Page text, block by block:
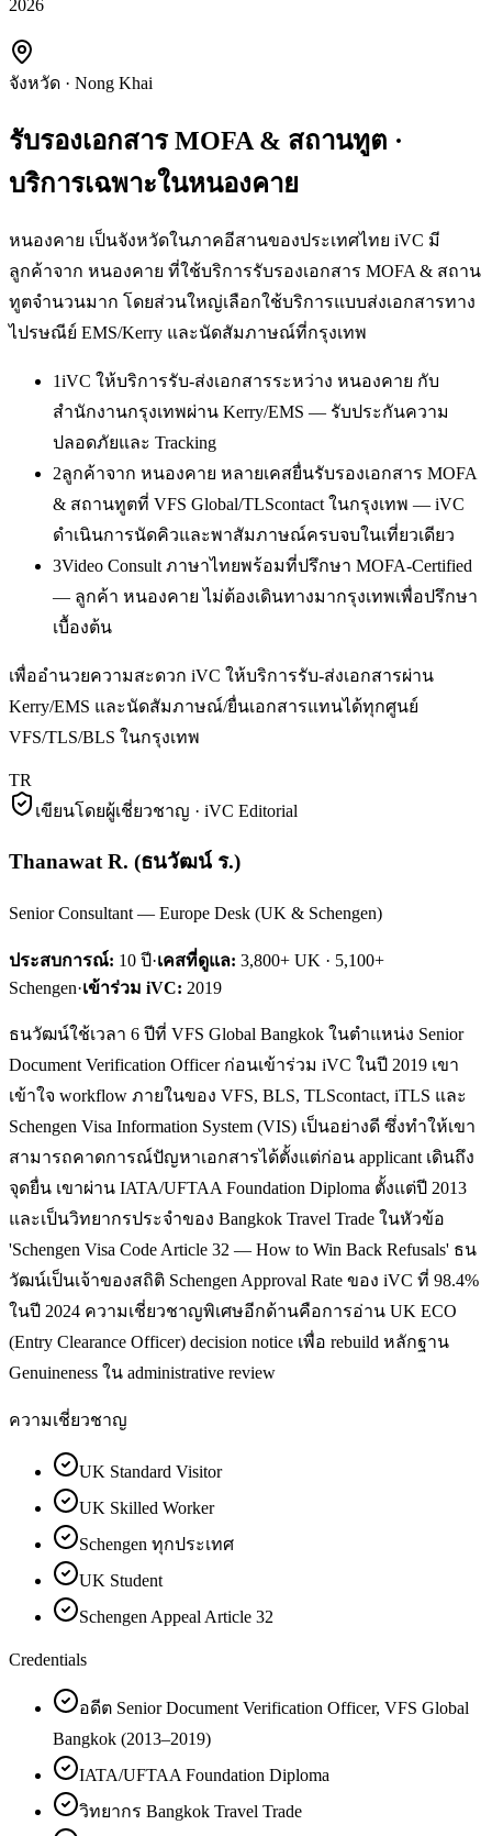
2026
จังหวัด · Nong Khai
รับรองเอกสาร MOFA & สถานทูต ·
บริการเฉพาะในหนองคาย
หนองคาย เป็นจังหวัดในภาคอีสานของประเทศไทย iVC มี
ลูกค้าจาก หนองคาย ที่ใช้บริการรับรองเอกสาร MOFA & สถาน
ทูตจำนวนมาก โดยส่วนใหญ่เลือกใช้บริการแบบส่งเอกสารทาง
ไปรษณีย์ EMS/Kerry และนัดสัมภาษณ์ที่กรุงเทพ
1iVC ให้บริการรับ-ส่งเอกสารระหว่าง หนองคาย กับ
สำนักงานกรุงเทพผ่าน Kerry/EMS — รับประกันความ
ปลอดภัยและ Tracking
2ลูกค้าจาก หนองคาย หลายเคสยื่นรับรองเอกสาร MOFA
& สถานทูตที่ VFS Global/TLScontact ในกรุงเทพ — iVC
ดำเนินการนัดคิวและพาสัมภาษณ์ครบจบในเที่ยวเดียว
3Video Consult ภาษาไทยพร้อมที่ปรึกษา MOFA-Certified
— ลูกค้า หนองคาย ไม่ต้องเดินทางมากรุงเทพเพื่อปรึกษา
เบื้องต้น
เพื่ออำนวยความสะดวก iVC ให้บริการรับ-ส่งเอกสารผ่าน
Kerry/EMS และนัดสัมภาษณ์/ยื่นเอกสารแทนได้ทุกศูนย์
VFS/TLS/BLS ในกรุงเทพ
TR
เขียนโดยผู้เชี่ยวชาญ · iVC Editorial
Thanawat R. (ธนวัฒน์ ร.)
Senior Consultant — Europe Desk (UK & Schengen)
ประสบการณ์: 10 ปี·เคสที่ดูแล: 3,800+ UK · 5,100+
Schengen·เข้าร่วม iVC: 2019
ธนวัฒน์ใช้เวลา 6 ปีที่ VFS Global Bangkok ในตำแหน่ง Senior
Document Verification Officer ก่อนเข้าร่วม iVC ในปี 2019 เขา
เข้าใจ workflow ภายในของ VFS, BLS, TLScontact, iTLS และ
Schengen Visa Information System (VIS) เป็นอย่างดี ซึ่งทำให้เขา
สามารถคาดการณ์ปัญหาเอกสารได้ตั้งแต่ก่อน applicant เดินถึง
จุดยื่น เขาผ่าน IATA/UFTAA Foundation Diploma ตั้งแต่ปี 2013
และเป็นวิทยากรประจำของ Bangkok Travel Trade ในหัวข้อ
'Schengen Visa Code Article 32 — How to Win Back Refusals' ธน
วัฒน์เป็นเจ้าของสถิติ Schengen Approval Rate ของ iVC ที่ 98.4%
ในปี 2024 ความเชี่ยวชาญพิเศษอีกด้านคือการอ่าน UK ECO
(Entry Clearance Officer) decision notice เพื่อ rebuild หลักฐาน
Genuineness ใน administrative review
ความเชี่ยวชาญ
UK Standard Visitor
UK Skilled Worker
Schengen ทุกประเทศ
UK Student
Schengen Appeal Article 32
Credentials
อดีต Senior Document Verification Officer, VFS Global
Bangkok (2013–2019)
IATA/UFTAA Foundation Diploma
วิทยากร Bangkok Travel Trade